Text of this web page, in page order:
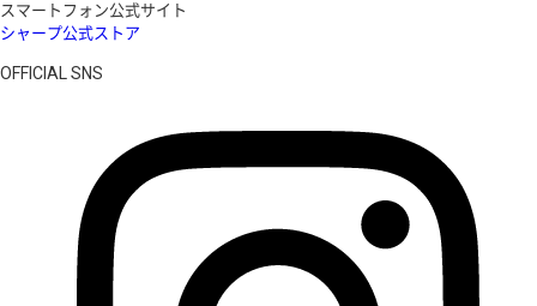
スマートフォン公式サイト
シャープ公式ストア
OFFICIAL SNS